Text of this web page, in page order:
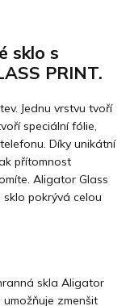
sklo s
PRINT.
Jednu vrstvu tvoří
speciální fólie,
Díky unikátní
přítomnost
Aligator Glass
pokrývá celou
skla Aligator
zmenšit